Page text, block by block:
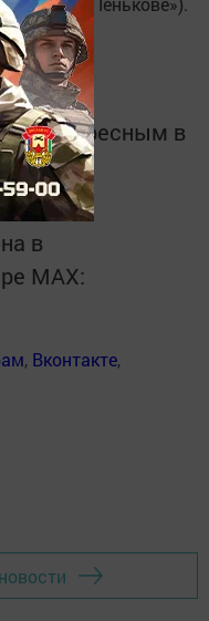
и интересным в
в
MАХ:
, Вконтакте,